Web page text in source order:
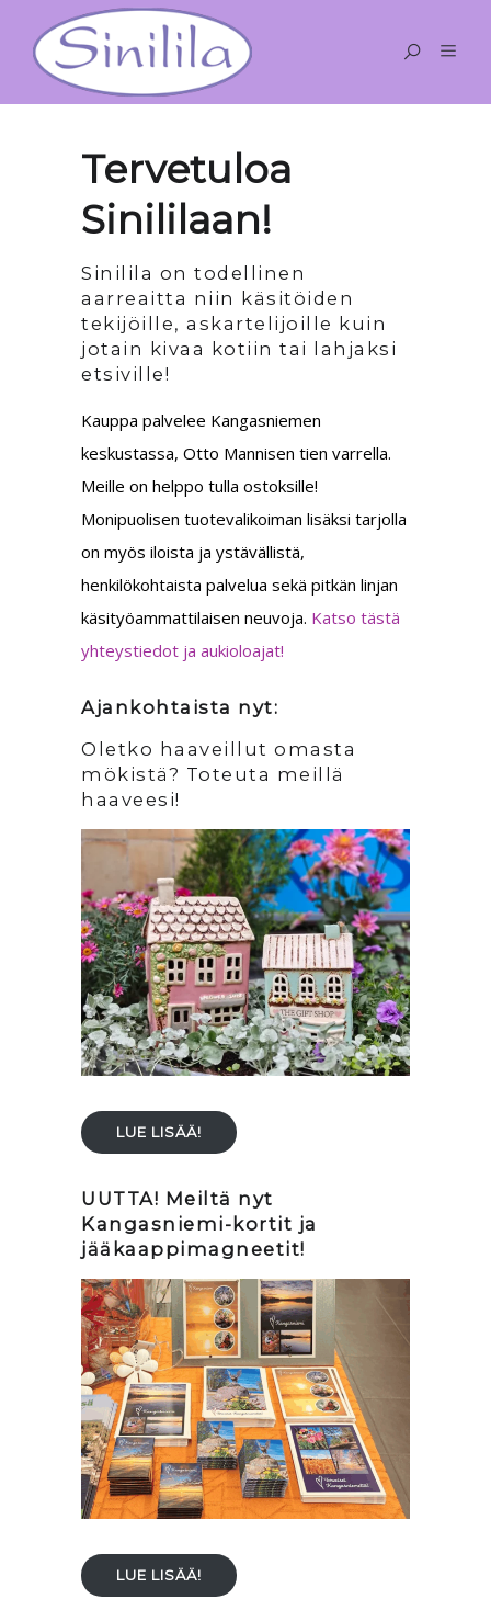
Tervetuloa
Sinililaan!
Sinilila on todellinen
aarreaitta niin käsitöiden
tekijöille, askartelijoille kuin
jotain kivaa kotiin tai lahjaksi
etsiville!
Kauppa palvelee Kangasniemen
keskustassa, Otto Mannisen tien varrella.
Meille on helppo tulla ostoksille!
Monipuolisen tuotevalikoiman lisäksi tarjolla
on myös iloista ja ystävällistä,
henkilökohtaista palvelua sekä pitkän linjan
käsityöammattilaisen neuvoja. Katso tästä
yhteystiedot ja aukioloajat!
Ajankohtaista nyt:
Oletko haaveillut omasta
mökistä? Toteuta meillä
haaveesi!
LUE LISÄÄ!
UUTTA! Meiltä nyt
Kangasniemi-kortit ja
jääkaappimagneetit!
LUE LISÄÄ!